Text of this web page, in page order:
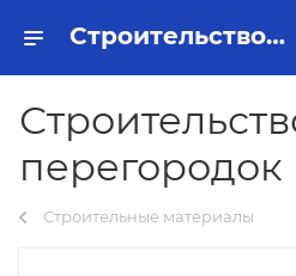
Строительство стен и перегородок Тольятти - купить в интернет-магазине, каталог с ценами и характеристиками
перегородок
Строительные материалы